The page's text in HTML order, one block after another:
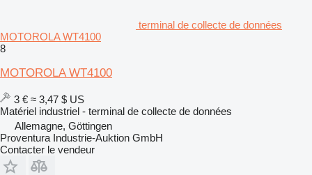
terminal de collecte de données
MOTOROLA WT4100
8
MOTOROLA WT4100
3 € ≈ 3,47 $ US
Matériel industriel - terminal de collecte de données
Allemagne, Göttingen
Proventura Industrie-Auktion GmbH
Contacter le vendeur